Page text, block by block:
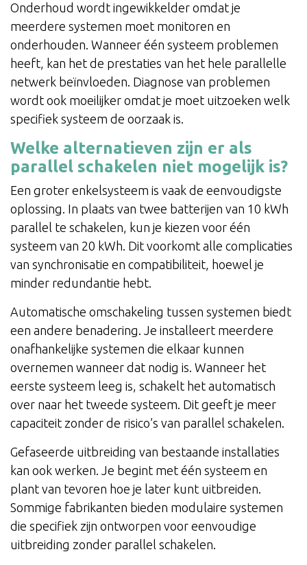
Onderhoud wordt ingewikkelder omdat je
meerdere systemen moet monitoren en
onderhouden. Wanneer één systeem problemen
heeft, kan het de prestaties van het hele parallelle
netwerk beïnvloeden. Diagnose van problemen
wordt ook moeilijker omdat je moet uitzoeken welk
specifiek systeem de oorzaak is.
Welke alternatieven zijn er als
parallel schakelen niet mogelijk is?
Een groter enkelsysteem is vaak de eenvoudigste
oplossing. In plaats van twee batterijen van 10 kWh
parallel te schakelen, kun je kiezen voor één
systeem van 20 kWh. Dit voorkomt alle complicaties
van synchronisatie en compatibiliteit, hoewel je
minder redundantie hebt.
Automatische omschakeling tussen systemen biedt
een andere benadering. Je installeert meerdere
onafhankelijke systemen die elkaar kunnen
overnemen wanneer dat nodig is. Wanneer het
eerste systeem leeg is, schakelt het automatisch
over naar het tweede systeem. Dit geeft je meer
capaciteit zonder de risico’s van parallel schakelen.
Gefaseerde uitbreiding van bestaande installaties
kan ook werken. Je begint met één systeem en
plant van tevoren hoe je later kunt uitbreiden.
Sommige fabrikanten bieden modulaire systemen
die specifiek zijn ontworpen voor eenvoudige
uitbreiding zonder parallel schakelen.